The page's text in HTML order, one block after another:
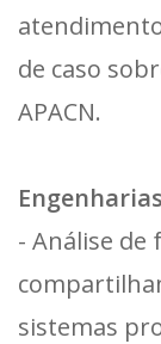
de caso
APACN.
- Análise
sistemas